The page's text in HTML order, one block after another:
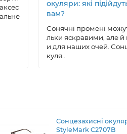
окуляри: які
вам?
Сонячні промені
льки яскравими, але
и для наших очей.
куля..
Сонцезахисні
StyleMark C2707B